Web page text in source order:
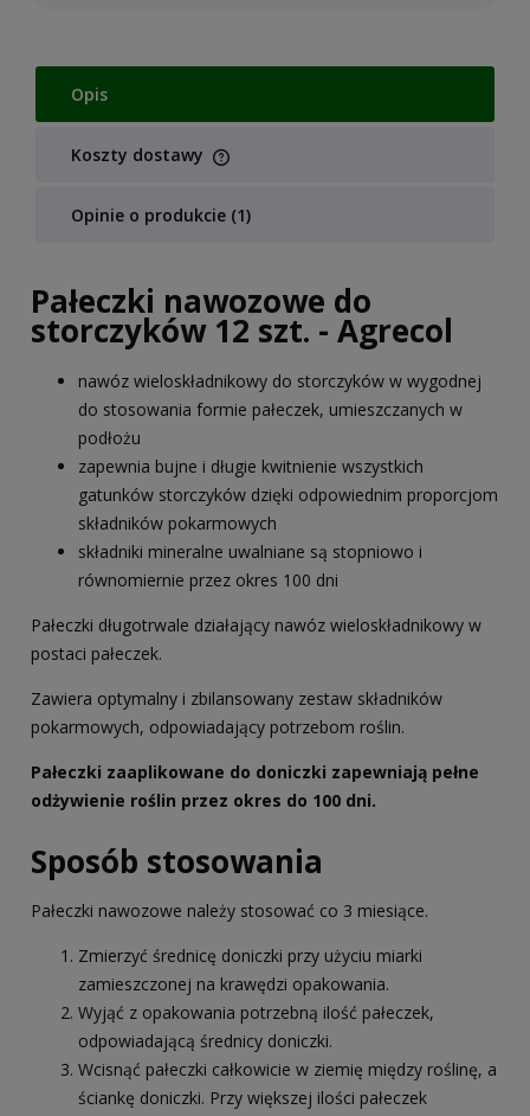
Opis
Koszty dostawy
Cena nie zawiera ewentualnych kosztów płatności
Opinie o produkcie (1)
Pałeczki nawozowe do
storczyków 12 szt. - Agrecol
nawóz wieloskładnikowy do storczyków w wygodnej
do stosowania formie pałeczek, umieszczanych w
podłożu
zapewnia bujne i długie kwitnienie wszystkich
gatunków storczyków dzięki odpowiednim proporcjom
składników pokarmowych
składniki mineralne uwalniane są stopniowo i
równomiernie przez okres 100 dni
Pałeczki długotrwale działający nawóz wieloskładnikowy w
postaci pałeczek.
Zawiera optymalny i zbilansowany zestaw składników
pokarmowych, odpowiadający potrzebom roślin.
Pałeczki zaaplikowane do doniczki zapewniają pełne
odżywienie roślin przez okres do 100 dni.
Sposób stosowania
Pałeczki nawozowe należy stosować co 3 miesiące.
Zmierzyć średnicę doniczki przy użyciu miarki
zamieszczonej na krawędzi opakowania.
Wyjąć z opakowania potrzebną ilość pałeczek,
odpowiadającą średnicy doniczki.
Wcisnąć pałeczki całkowicie w ziemię między roślinę, a
ściankę doniczki. Przy większej ilości pałeczek